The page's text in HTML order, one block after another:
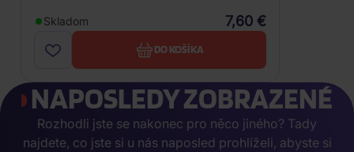
Skladom 7,60 €
DO KOŠÍKA
NAPOSLEDY ZOBRAZENÉ
Rozhodli jste se nakonec pro něco jiného? Tady
najdete, co jste si u nás naposled prohlíželi, abyste si